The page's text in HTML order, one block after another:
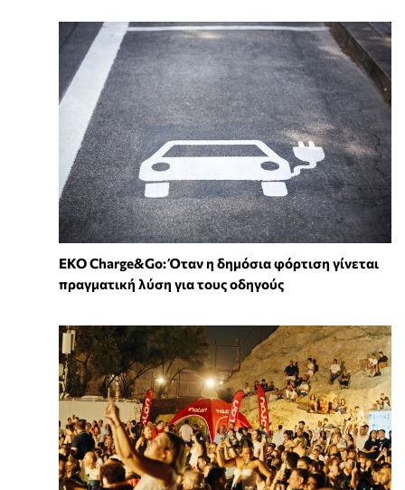
EKO Charge&Go: Όταν η δημόσια φόρτιση γίνεται
πραγματική λύση για τους οδηγούς